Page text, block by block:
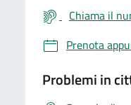
Chiama il
Prenota
Problemi in